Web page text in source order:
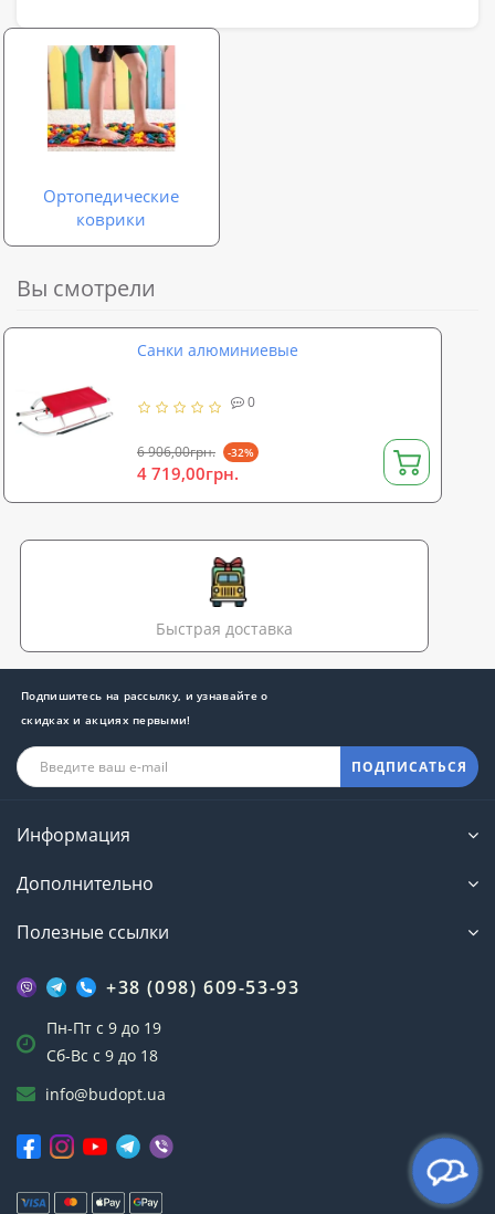
Ортопедические
коврики
Вы смотрели
Санки алюминиевые
0
6 906,00грн. -32%
4 719,00грн.
Быстрая доставка
Подпишитесь на рассылку, и узнавайте о
скидках и акциях первыми!
ПОДПИСАТЬСЯ
Информация
Дополнительно
Полезные ссылки
+38 (098) 609-53-93
Пн-Пт с 9 до 19
Сб-Вс с 9 до 18
info@budopt.ua